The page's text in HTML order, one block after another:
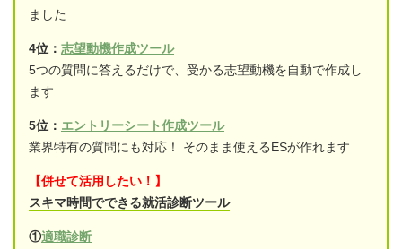
ました
4位： 志望動機作成ツール
5つの質問に答えるだけで、受かる志望動機を自動で作成し
ます
5位： エントリーシート作成ツール
業界特有の質問にも対応！ そのまま使えるESが作れます
【併せて活用したい！】
スキマ時間でできる就活診断ツール
①適職診断